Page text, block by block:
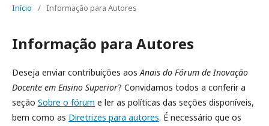
Início / Informação para Autores
Informação para Autores
Deseja enviar contribuições aosAnais do Fórum de Inovação
Docente em Ensino Superior? Convidamos todos a conferir a
seção Sobre o fórum e ler as políticas das seções disponíveis,
bem como as Diretrizes para autores. É necessário que os